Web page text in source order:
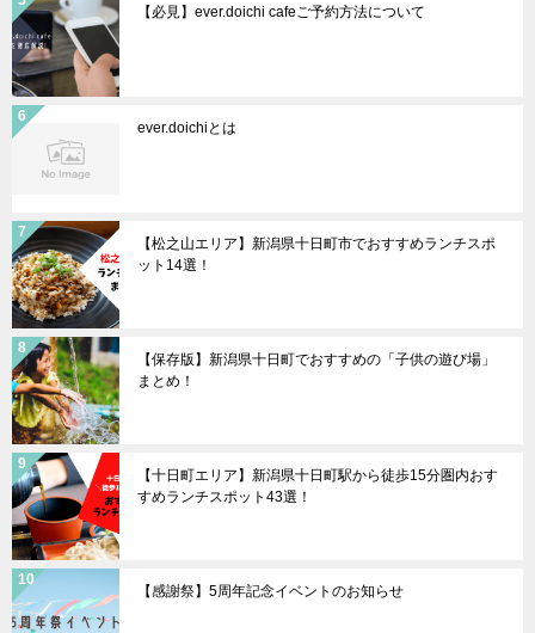
【必見】ever.doichi cafeご予約方法について
ever.doichiとは
【松之山エリア】新潟県十日町市でおすすめランチスポ
ット14選！
【保存版】新潟県十日町でおすすめの「子供の遊び場」
まとめ！
【十日町エリア】新潟県十日町駅から徒歩15分圏内おす
すめランチスポット43選！
【感謝祭】5周年記念イベントのお知らせ